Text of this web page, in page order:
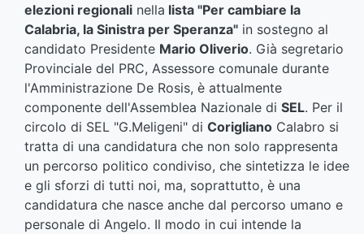
elezioni regionali nella lista "Per cambiare la
Calabria, la Sinistra per Speranza" in sostegno al
candidato Presidente Mario Oliverio. Già segretario
Provinciale del PRC, Assessore comunale durante
l'Amministrazione De Rosis, è attualmente
componente dell'Assemblea Nazionale di SEL. Per il
circolo di SEL "G.Meligeni" di Corigliano Calabro si
tratta di una candidatura che non solo rappresenta
un percorso politico condiviso, che sintetizza le idee
e gli sforzi di tutti noi, ma, soprattutto, è una
candidatura che nasce anche dal percorso umano e
personale di Angelo. Il modo in cui intende la